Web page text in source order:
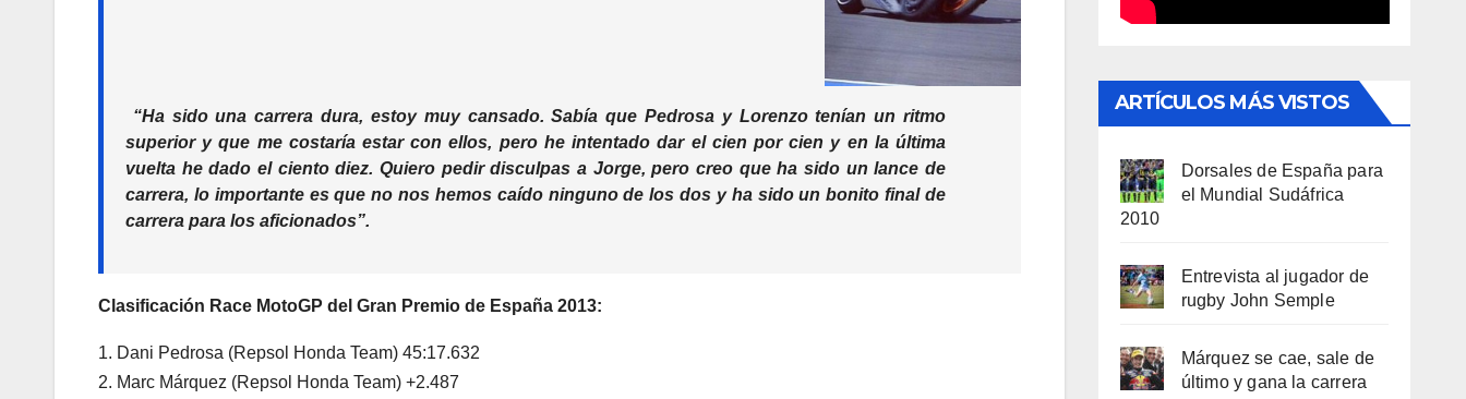
“Ha sido una carrera dura, estoy muy cansado. Sabía que Pedrosa y Lorenzo tenían un ritmo
superior y que me costaría estar con ellos, pero he intentado dar el cien por cien y en la última
vuelta he dado el ciento diez. Quiero pedir disculpas a Jorge, pero creo que ha sido un lance de
carrera, lo importante es que no nos hemos caído ninguno de los dos y ha sido un bonito final de
carrera para los aficionados”.
Clasificación Race MotoGP del Gran Premio de España 2013:
1. Dani Pedrosa (Repsol Honda Team) 45:17.632
2. Marc Márquez (Repsol Honda Team) +2.487
ARTÍCULOS MÁS VISTOS
Dorsales de España para
el Mundial Sudáfrica
2010
Entrevista al jugador de
rugby John Semple
Márquez se cae, sale de
último y gana la carrera